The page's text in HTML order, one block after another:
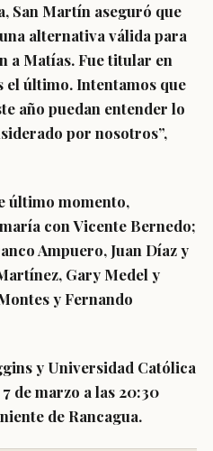
San Martín aseguró que
alternativa válida para
a Matías. Fue titular en
el último. Intentamos que
año puedan entender lo
por nosotros”,
último momento,
conVicente Bernedo;
Ampuero, Juan Díaz y
Gary Medel y
y Fernando
y Universidad Católica
de marzo a las 20:30
de Rancagua.